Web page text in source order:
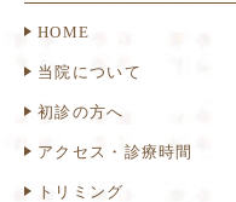
HOME
当院について
初診の方へ
アクセス・診療時間
トリミング